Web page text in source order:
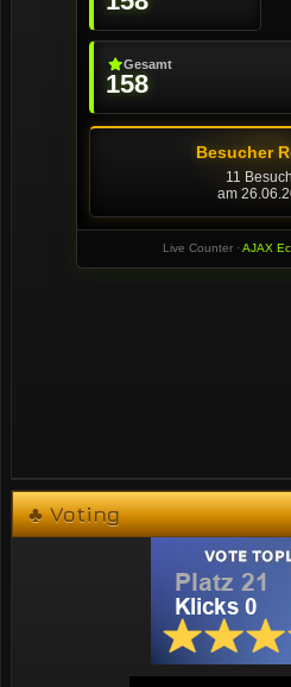
♣ Voting